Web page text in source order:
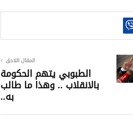
المقال اللاحق
الطبوبي يتهم الحكومة
بالانقلاب .. وهذا ما طالب
به..